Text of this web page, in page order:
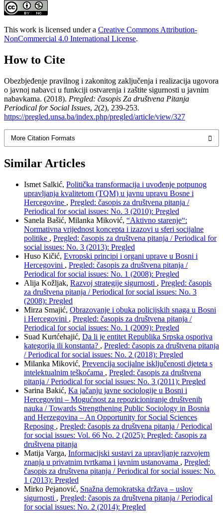
This work is licensed under a Creative Commons Attribution-
NonCommercial 4.0 International License.
How to Cite
Obezbjeđenje pravilnog i zakonitog zaključenja i realizacija ugovora
o javnoj nabavci u funkciji ostvarenja i zaštite sigurnosti u javnim
nabavkama. (2018). Pregled: časopis Za društvena Pitanja
Periodical for Social Issues, 2(2), 239-253.
https://pregled.unsa.ba/index.php/pregled/article/view/327
More Citation Formats
Similar Articles
Ismet Salkić, Politička transformacija i uvođenje potpunog
upravljanja kvalitetom (TQM) u javnu upravu Bosne i
Hercegovine , Pregled: časopis za društvena pitanja /
Periodical for social issues: No. 3 (2010): Pregled
Sanela Bašić, Milanka Miković, “Aktivno starenje“:
Normativna vrijednost koncepta i izazovi u sferi socijalne
politike , Pregled: časopis za društvena pitanja / Periodical for
social issues: No. 3 (2013): Pregled
Huso Kičić, Evropski principi i organi uprave u Bosni i
Hercegovini , Pregled: časopis za društvena pitanja /
Periodical for social issues: No. 1 (2008): Pregled
Alija Kožljak, Razvoj strategije sigurnosti , Pregled: časopis
za društvena pitanja / Periodical for social issues: No. 3
(2008): Pregled
Mirza Smajić, Obrazovanje i obuka policijskih snaga u Bosni
i Hercegovini , Pregled: časopis za društvena pitanja /
Periodical for social issues: No. 1 (2009): Pregled
Suad Kurtćehajić, Da li je entitet Republika Srpska osporiva
kategorija ili konstanta? , Pregled: časopis za društvena pitanja
/ Periodical for social issues: No. 2 (2018): Pregled
Milanka Miković, Prevencija socijalne isključenosti djeteta s
intelektualnim teškoćama , Pregled: časopis za društvena
pitanja / Periodical for social issues: No. 3 (2011): Pregled
Sarina Bakić, Ka jačanju javne sociologije u Bosni i
Hercegovini – Mogućnost za repozicioniranje društvenih
nauka / Towards Strengthening Public Sociology in Bosnia
and Herzegovina – An Opportunity for Social Sciences
Reposing , Pregled: časopis za društvena pitanja / Periodical
for social issues: Vol. 66 No. 2 (2025): Pregled: časopis za
društvena pitanja
Matija Varga, Informacijski sustavi za upravljanje razvojem
znanja u privatnim tvrtkama i javnim ustanovama , Pregled:
časopis za društvena pitanja / Periodical for social issues: No.
1 (2013): Pregled
Mirko Pejanović, Snažna demokratska država – uslov
sigurnosti , Pregled: časopis za društvena pitanja / Periodical
for social issues: No. 2 (2014): Pregled